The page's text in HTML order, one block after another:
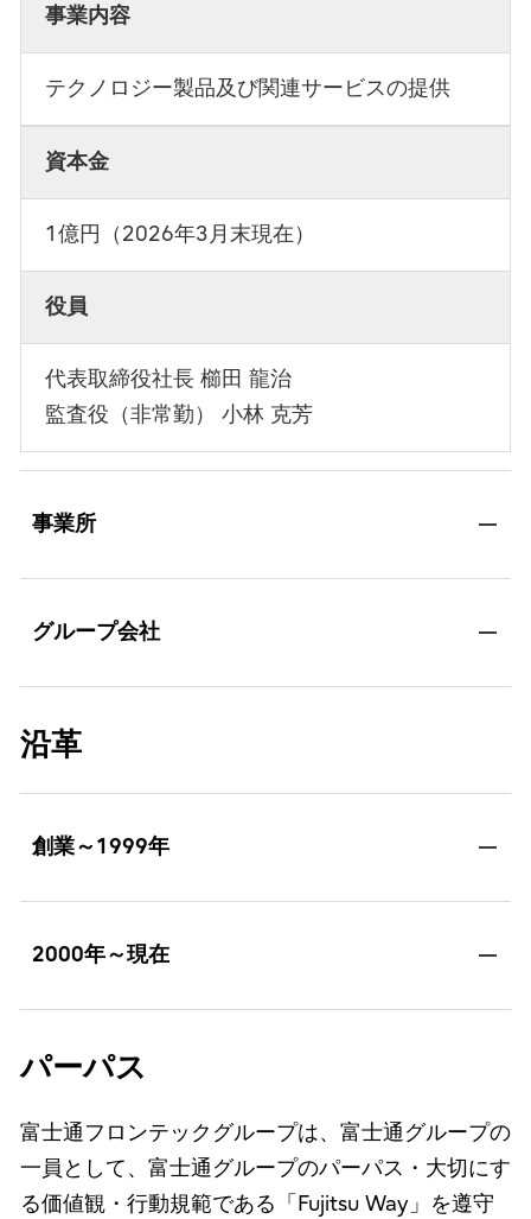
事業内容
テクノロジー製品及び関連サービスの提供
資本金
1億円（2026年3月末現在）
役員
代表取締役社長 櫛田 龍治
監査役（非常勤） 小林 克芳
事業所
グループ会社
沿革
創業～1999年
2000年～現在
パーパス
富士通フロンテックグループは、富士通グループの
一員として、富士通グループのパーパス・大切にす
る価値観・行動規範である「Fujitsu Way」を遵守